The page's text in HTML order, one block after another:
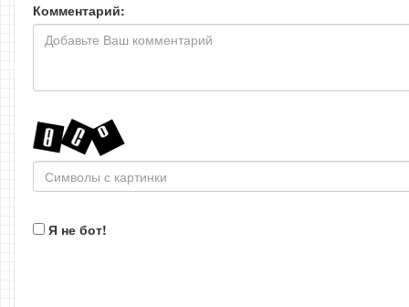
Комментарий:
Я не бот!